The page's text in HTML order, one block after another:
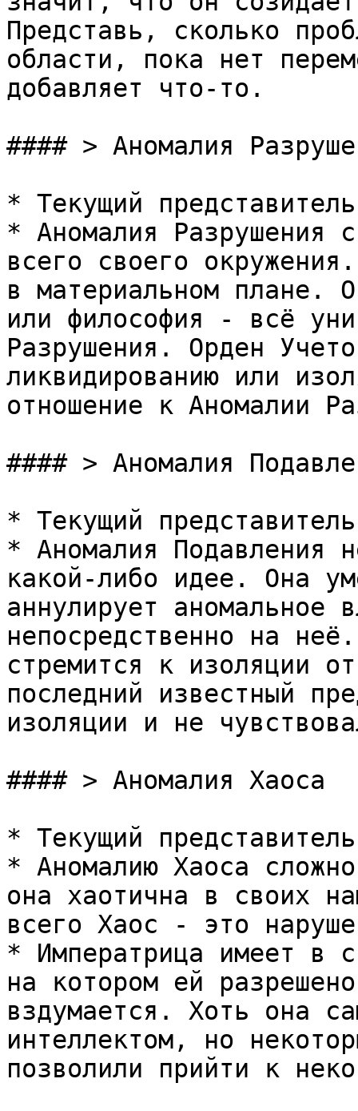
Представь, сколько
области, пока нет
добавляет что-то.
#### > Аномалия
* Текущий
* Аномалия Разрушения
всего своего
в материальном плане.
или философия - всё
Разрушения. Орден
ликвидированию или
отношение к Аномалии
#### > Аномалия
* Текущий
* Аномалия Подавления
какой-либо идее. Она
аннулирует аномальное
непосредственно на
стремится к изоляции
последний известный
изоляции и не
#### > Аномалия Хаоса
* Текущий
* Аномалию Хаоса
она хаотична в своих
всего Хаос - это
* Императрица имеет в
на котором ей
вздумается. Хоть она
интеллектом, но
позволили прийти к